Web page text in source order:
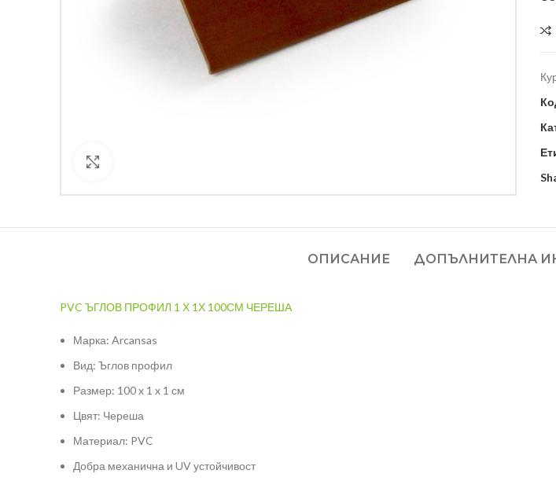
ОПИСАНИЕ ДОПЪЛНИТЕЛНА
PVC ЪГЛОВ ПРОФИЛ 1 Х 1Х 100СМ ЧЕРЕША
Марка: Arcansas
Вид: Ъглов профил
Размер: 100 x 1 x 1 см
Цвят: Череша
Материал: PVC
Добра механична и UV устойчивост